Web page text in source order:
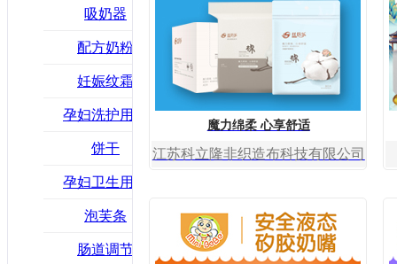
吸奶器
配方奶粉
妊娠纹霜
孕妇洗护用品
饼干
孕妇卫生用品
泡芙条
肠道调节
魔力绵柔 心享舒适
江苏科立隆非织造布科技有限公司